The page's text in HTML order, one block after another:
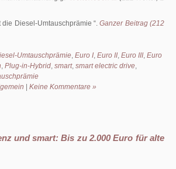
die Diesel-Umtauschprämie .Ganzer Beitrag (212
Umtauschprämie, Euro I, Euro II, Euro III, Euro
, Plug-in-Hybrid, smart, smart electric drive,
Keine Kommentare »
und smart: Bis zu 2.000 Euro für alte